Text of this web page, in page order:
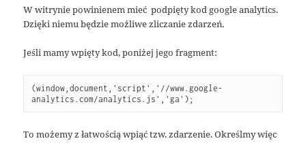
W witrynie powinienem mieć podpięty kod google analytics.
Dzięki niemu będzie możliwe zliczanie zdarzeń.
Jeśli mamy wpięty kod, poniżej jego fragment:
(window,document,'script','//www.google-
analytics.com/analytics.js','ga');
To możemy z łatwością wpiąć tzw. zdarzenie. Określmy więc